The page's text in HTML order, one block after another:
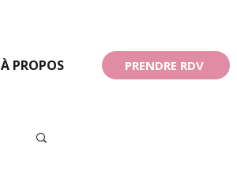
À PROPOS PRENDRE RDV